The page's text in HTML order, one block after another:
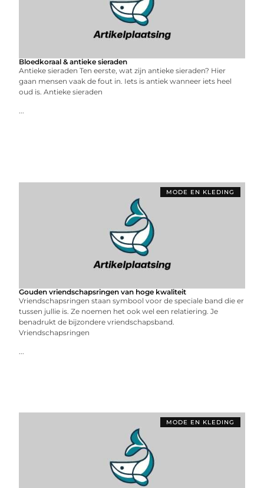
Bloedkoraal & antieke sieraden
Antieke sieraden Ten eerste, wat zijn antieke sieraden? Hier
gaan mensen vaak de fout in. Iets is antiek wanneer iets heel
oud is. Antieke sieraden
...
MODE EN KLEDING
Gouden vriendschapsringen van hoge kwaliteit
Vriendschapsringen staan symbool voor de speciale band die er
tussen jullie is. Ze noemen het ook wel een relatiering. Je
benadrukt de bijzondere vriendschapsband.
Vriendschapsringen
...
MODE EN KLEDING